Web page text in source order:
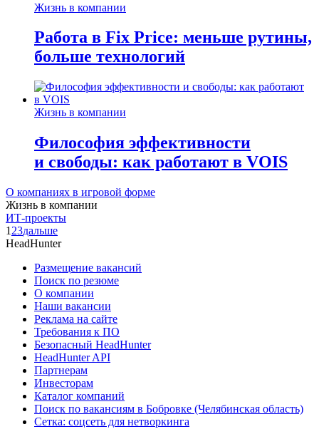
Жизнь в компании
Работа в Fix Price: меньше рутины,
больше технологий
Жизнь в компании
Философия эффективности
и свободы: как работают в VOIS
О компаниях в игровой форме
Жизнь в компании
ИТ-проекты
1 23дальше
HeadHunter
Размещение вакансий
Поиск по резюме
О компании
Наши вакансии
Реклама на сайте
Требования к ПО
Безопасный HeadHunter
HeadHunter API
Партнерам
Инвесторам
Каталог компаний
Поиск по вакансиям в Бобровке (Челябинская область)
Сетка: соцсеть для нетворкинга